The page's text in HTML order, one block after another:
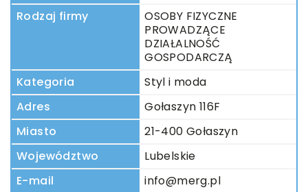
Rodzaj firmy
OSOBY FIZYCZNE
PROWADZĄCE
DZIAŁALNOŚĆ
GOSPODARCZĄ
Kategoria
Styl i moda
Adres
Gołaszyn 116F
Miasto
21-400 Gołaszyn
Województwo
Lubelskie
E-mail
info@merg.pl